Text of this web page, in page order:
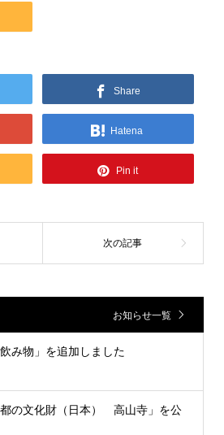
Share
Hatena
Pin it
お知らせ一覧
み物」を追加しました
の文化財（日本） 高山寺」を公